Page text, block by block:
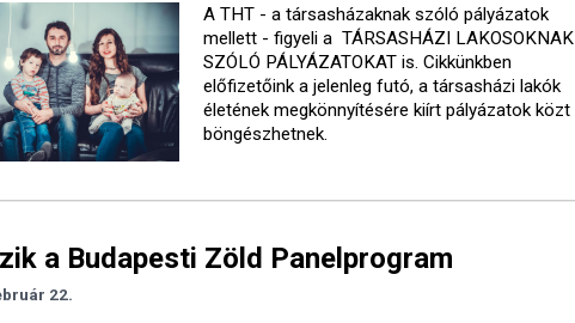
A THT - a társasházaknak szóló pályázatok
mellett - figyeli a TÁRSASHÁZI LAKOSOKNAK
SZÓLÓ PÁLYÁZATOKAT is. Cikkünkben
előfizetőink a jelenleg futó, a társasházi lakók
életének megkönnyítésére kiírt pályázatok közt
böngészhetnek.
a Budapesti Zöld Panelprogram
22.